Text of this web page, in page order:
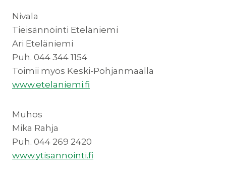
Nivala
Tieisännöinti Eteläniemi
Ari Eteläniemi
Puh. 044 344 1154
Toimii myös Keski-Pohjanmaalla
www.etelaniemi.fi
Muhos
Mika Rahja
Puh. 044 269 2420
www.ytisannointi.fi